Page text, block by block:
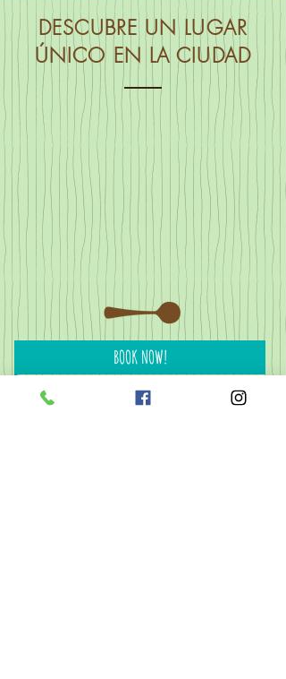
DESCUBRE UN LUGAR
ÚNICO EN LA CIUDAD
BOOK NOW!